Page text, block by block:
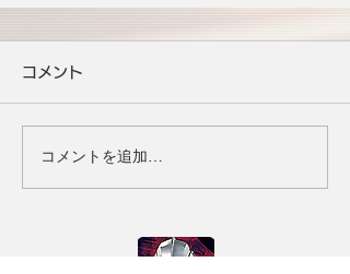
コメント
コメントを追加…